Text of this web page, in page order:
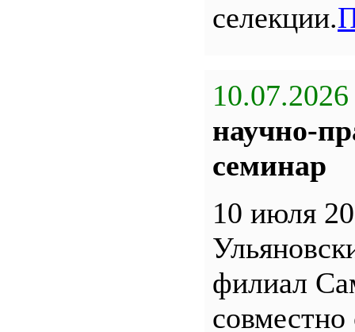
селекции.
10.07.2026
научно-
семинар
10 июля
филиал